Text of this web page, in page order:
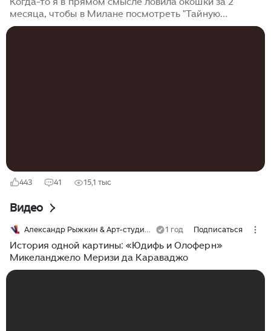
месяца, чтобы в Милане посмотреть "Тайную
вечерю". В Риме с этим попроще - попроще
443 41 15,1 тыс
Видео
Александр Рыжкин & Арт-студия Виталия Лещенко 1 год Подписаться
История одной картины: «Юдифь и Олоферн»
Микеланджело Меризи да Караваджо